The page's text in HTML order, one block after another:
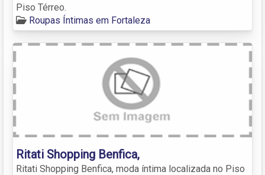
Piso Térreo.
Roupas Íntimas em Fortaleza
Ritati Shopping Benfica,
Ritati Shopping Benfica, moda íntima localizada no Piso